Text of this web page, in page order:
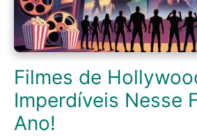
Filmes de
Imperdíveis Nesse
Ano!